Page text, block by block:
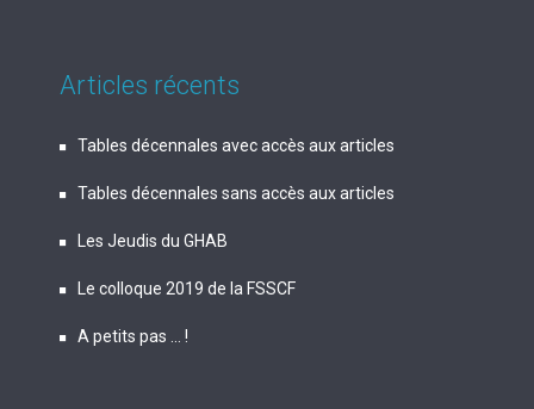
Articles récents
Tables décennales avec accès aux articles
Tables décennales sans accès aux articles
Les Jeudis du GHAB
Le colloque 2019 de la FSSCF
A petits pas … !